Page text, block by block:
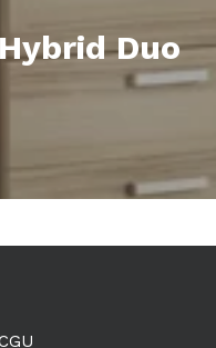
Duo